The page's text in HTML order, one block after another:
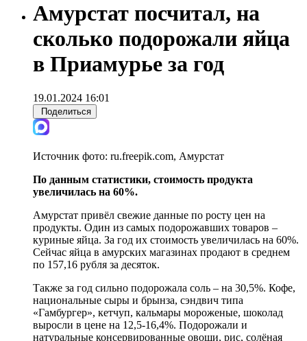
Амурстат посчитал, на
сколько подорожали яйца
в Приамурье за год
19.01.2024 16:01
Поделиться
Источник фото: ru.freepik.com, Амурстат
По данным статистики, стоимость продукта
увеличилась на 60%.
Амурстат привёл свежие данные по росту цен на
продукты. Один из самых подорожавших товаров –
куриные яйца. За год их стоимость увеличилась на 60%.
Сейчас яйца в амурских магазинах продают в среднем
по 157,16 рубля за десяток.
Также за год сильно подорожала соль – на 30,5%. Кофе,
национальные сыры и брынза, сэндвич типа
«Гамбургер», кетчуп, кальмары мороженые, шоколад
выросли в цене на 12,5-16,4%. Подорожали и
натуральные консервированные овощи, рис, солёная